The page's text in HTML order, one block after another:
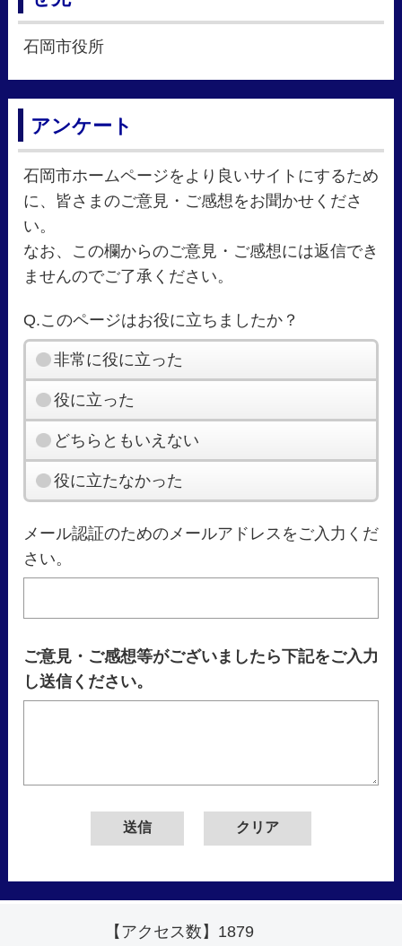
石岡市役所
アンケート
石岡市ホームページをより良いサイトにするため
に、皆さまのご意見・ご感想をお聞かせくださ
い。
なお、この欄からのご意見・ご感想には返信でき
ませんのでご了承ください。
Q.このページはお役に立ちましたか？
非常に役に立った
役に立った
どちらともいえない
役に立たなかった
メール認証のためのメールアドレスをご入力くだ
さい。
ご意見・ご感想等がございましたら下記をご入力
し送信ください。
【アクセス数】 1879